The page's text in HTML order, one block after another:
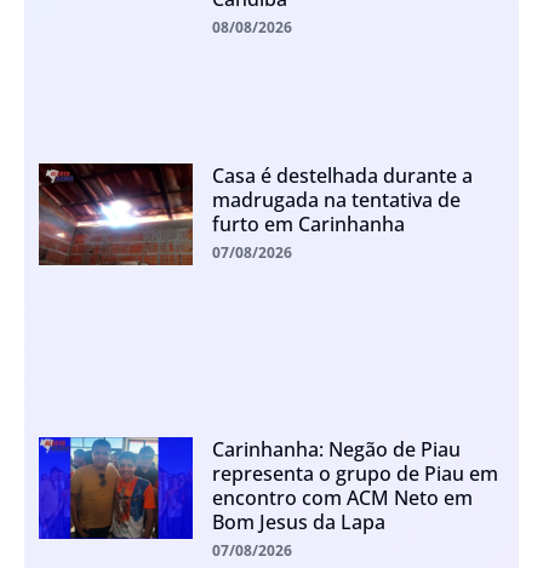
08/08/2026
Casa é destelhada durante a
madrugada na tentativa de
furto em Carinhanha
07/08/2026
Carinhanha: Negão de Piau
representa o grupo de Piau em
encontro com ACM Neto em
Bom Jesus da Lapa
07/08/2026